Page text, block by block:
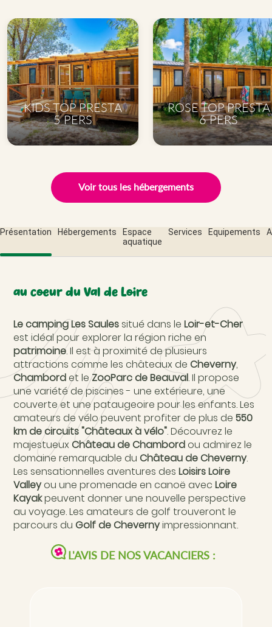
KIDS TOP PRESTA
5 PERS
ROSE TOP PRESTA
6 PERS
Voir tous les hébergements
Présentation Hébergements
Espace
aquatique
Services Equipements
au coeur du Val de Loire
Le camping Les Saules situé dans leLoir-et-Cher
est idéal pour explorer la région riche en
patrimoine. Il est à proximité de plusieurs
attractions comme les châteaux de Cheverny,
Chambordet leZooParc de Beauval. Il propose
une variété de piscines - une extérieure, une
couverte et une pataugeoire pour les enfants. Les
amateurs de vélo peuvent profiter de plus de550
km de circuits "Châteaux à vélo". Découvrez le
majestueux Château de Chambordou admirez le
domaine remarquable du Château de Cheverny.
Les sensationnelles aventures desLoisirs Loire
Valleyou une promenade en canoë avecLoire
Kayakpeuvent donner une nouvelle perspective
au voyage. Les amateurs de golf trouveront le
parcours du Golf de Chevernyimpressionnant.
L'AVIS DE NOS VACANCIERS :